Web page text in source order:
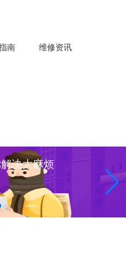
南 维修资讯
决大麻烦